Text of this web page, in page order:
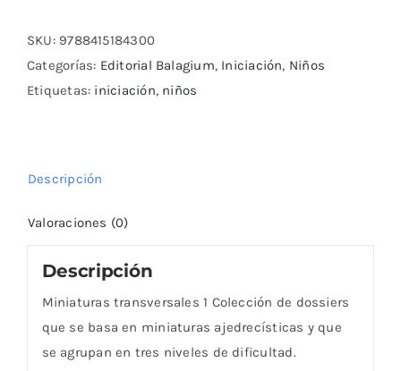
cantidad
SKU: 9788415184300
Categorías: Editorial Balagium, Iniciación, Niños
Etiquetas: iniciación, niños
Descripción
Valoraciones (0)
Descripción
Miniaturas transversales 1 Colección de dossiers
que se basa en miniaturas ajedrecísticas y que
se agrupan en tres niveles de dificultad.